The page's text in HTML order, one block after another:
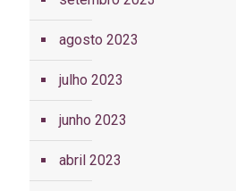
agosto 2023
julho 2023
junho 2023
abril 2023